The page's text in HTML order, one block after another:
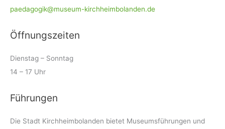
paedagogik@museum-kirchheimbolanden.de
Öffnungszeiten
Dienstag – Sonntag
14 – 17 Uhr
Führungen
Die Stadt Kirchheimbolanden bietet Museumsführungen und